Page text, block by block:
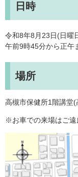
日時
令和8年8月23日(日曜
午前9時45分から正午
場所
高槻市保健所1階講堂
※お車での来場はご遠